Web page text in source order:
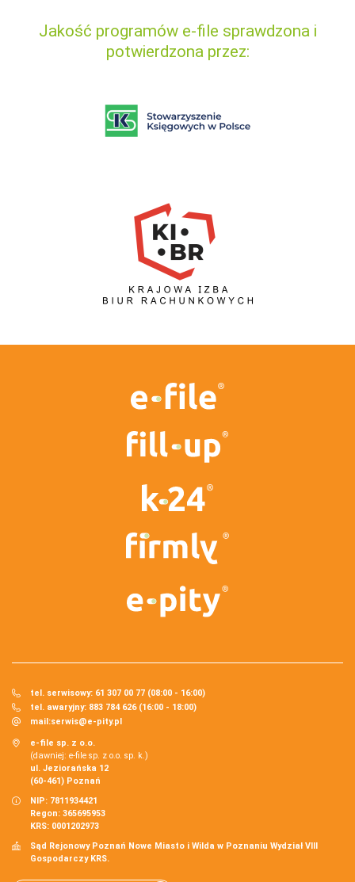
Jakość programów e-file sprawdzona i
potwierdzona przez:
tel. serwisowy: 61 307 00 77 (08:00 - 16:00)
tel. awaryjny: 883 784 626 (16:00 - 18:00)
mail:serwis@e-pity.pl
e-file sp. z o.o.
(dawniej: e-file sp. z o.o. sp. k.)
ul. Jeziorańska 12
(60-461) Poznań
NIP: 7811934421
Regon: 365695953
KRS: 0001202973
Sąd Rejonowy Poznań Nowe Miasto i Wilda w Poznaniu Wydział VIII
Gospodarczy KRS.